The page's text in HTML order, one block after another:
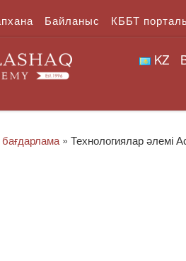
Байланыс КББТ
KZ
» Технологиялар әлемі